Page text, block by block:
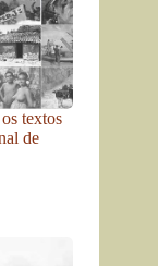
textos
de